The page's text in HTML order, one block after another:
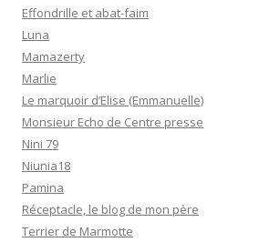
Effondrille et abat-faim
Luna
Mamazerty
Marlie
Le marquoir d’Elise (Emmanuelle)
Monsieur Echo de Centre presse
Nini 79
Niunia18
Pamina
Réceptacle, le blog de mon père
Terrier de Marmotte